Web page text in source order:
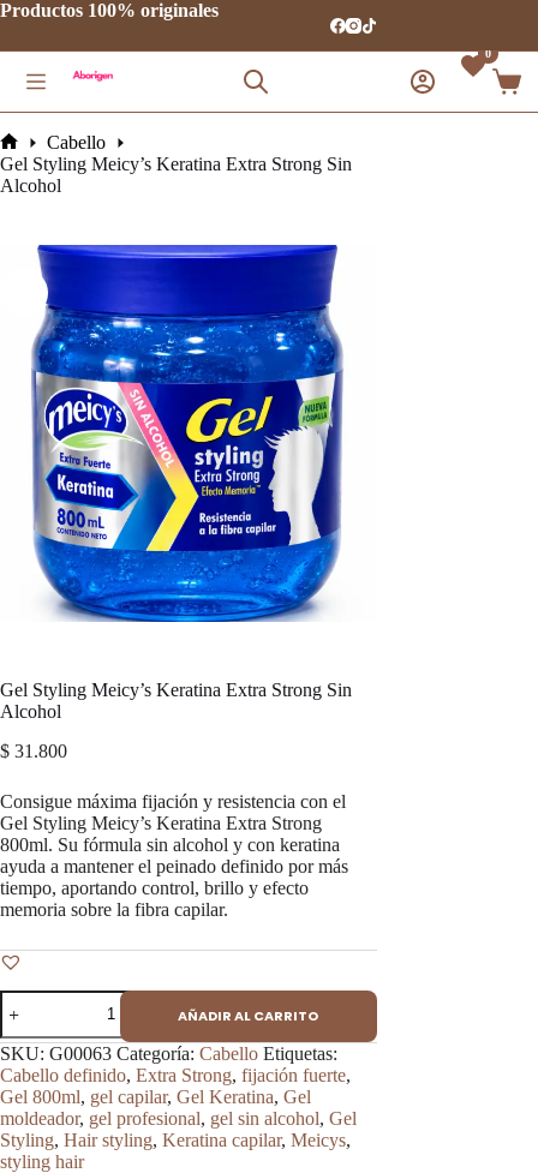
Saltar
contenido
Productos 100% originales
0
Carro
de
Inicio
Cabello
Gel Styling Meicy’s Keratina Extra Strong Sin
Alcohol
Gel Styling Meicy’s Keratina Extra Strong Sin
Alcohol
$ 31.800
Consigue máxima fijación y resistencia con el
Gel Styling Meicy’s Keratina Extra Strong
800ml. Su fórmula sin alcohol y con keratina
ayuda a mantener el peinado definido por más
tiempo, aportando control, brillo y efecto
memoria sobre la fibra capilar.
Gel
Styling
Meicy's
Keratina
Extra
Strong
Sin
Alcohol
cantidad
AÑADIR AL CARRITO
SKU: G00063 Categoría: Cabello Etiquetas:
Cabello definido, Extra Strong, fijación fuerte,
Gel 800ml, gel capilar, Gel Keratina, Gel
moldeador, gel profesional, gel sin alcohol, Gel
Styling, Hair styling, Keratina capilar, Meicys,
styling hair